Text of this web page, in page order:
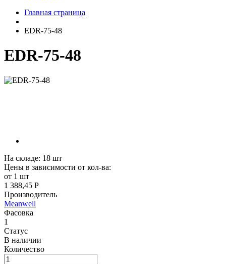
Главная страница
EDR-75-48
EDR-75-48
На складе: 18 шт
Цены в зависимости от кол-ва:
от 1 шт
1 388,45 Р
Производитель
Meanwell
Фасовка
1
Статус
В наличии
Количество